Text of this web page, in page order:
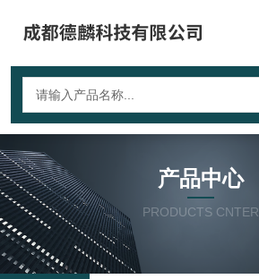
产品中心
PRODUCTS CNTER